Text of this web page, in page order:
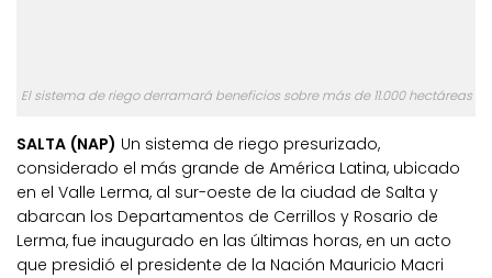
El sistema de riego derramará beneficios sobre más de 11.000 hectáreas
SALTA (NAP) Un sistema de riego presurizado,
considerado el más grande de América Latina, ubicado
en el Valle Lerma, al sur-oeste de la ciudad de Salta y
abarcan los Departamentos de Cerrillos y Rosario de
Lerma, fue inaugurado en las últimas horas, en un acto
que presidió el presidente de la Nación Mauricio Macri